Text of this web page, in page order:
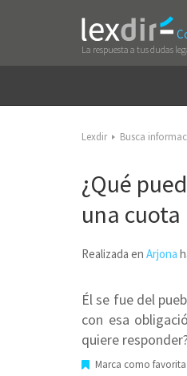
La respuesta a tus dudas
Lexdir Busca
¿Qué
una
Realizada en Arjona
Él se fue del
con esa
quiere
Marca como favorita